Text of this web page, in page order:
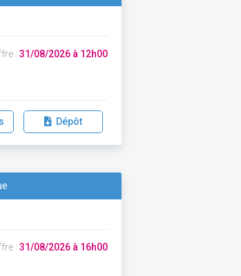
: 31/08/2026 à 12h00
Dépôt
: 31/08/2026 à 16h00